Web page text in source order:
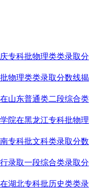
专科批物理类类录取分
物理类类录取分数线揭
山东普通类二段综合类
院在黑龙江专科批物理
专科批文科类录取分数
录取一段综合类录取分
湖北专科批历史类类录